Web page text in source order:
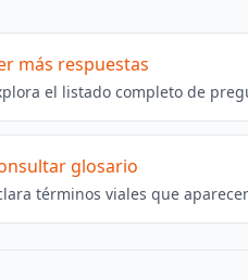
más respuestas
el listado completo de
glosario
términos viales que